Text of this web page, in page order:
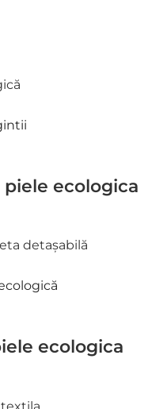
ecologica
ecologica